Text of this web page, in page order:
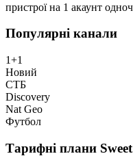
пристрої на 1 акаунт
Популярні канали
1+1
Новий
СТБ
Discovery
Nat Geo
Футбол
Тарифні плани